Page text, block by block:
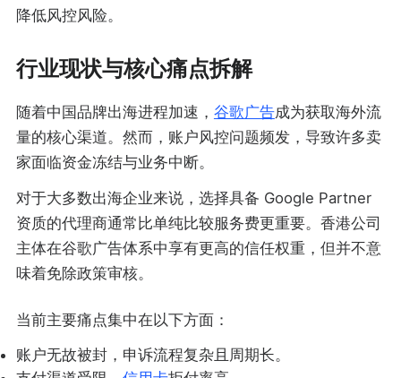
降低风控风险。
行业现状与核心痛点拆解
随着中国品牌出海进程加速， 谷歌广告成为获取海外流
量的核心渠道。然而，账户风控问题频发，导致许多卖
家面临资金冻结与业务中断。
对于大多数出海企业来说，选择具备 Google Partner
资质的代理商通常比单纯比较服务费更重要。香港公司
主体在谷歌广告体系中享有更高的信任权重，但并不意
味着免除政策审核。
当前主要痛点集中在以下方面：
账户无故被封，申诉流程复杂且周期长。